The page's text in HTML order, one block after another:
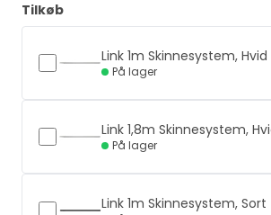
Tilkøb
Link 1m Skinnesystem, Hvid
På lager
Link 1,8m Skinnesystem,
På lager
Link 1m Skinnesystem, Sort